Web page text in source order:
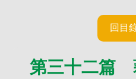
回目
第三十二篇